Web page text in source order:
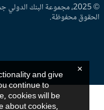
© 2025، مجموعة البنك الدولي جميع
محفوظة.
and give
you continue to
cookies will be
about cookies,